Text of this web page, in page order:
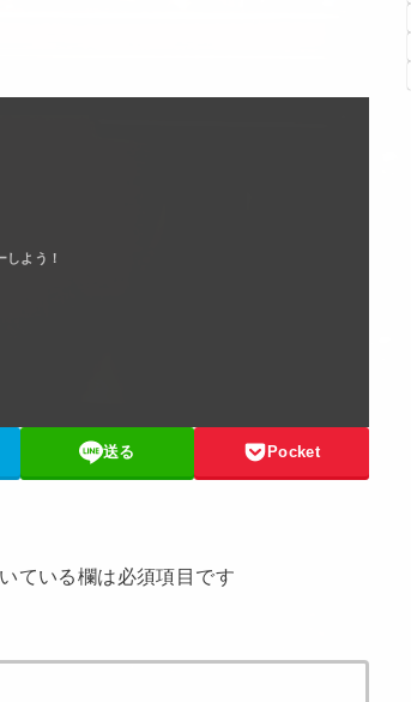
送る Pocket
ている欄は必須項目です